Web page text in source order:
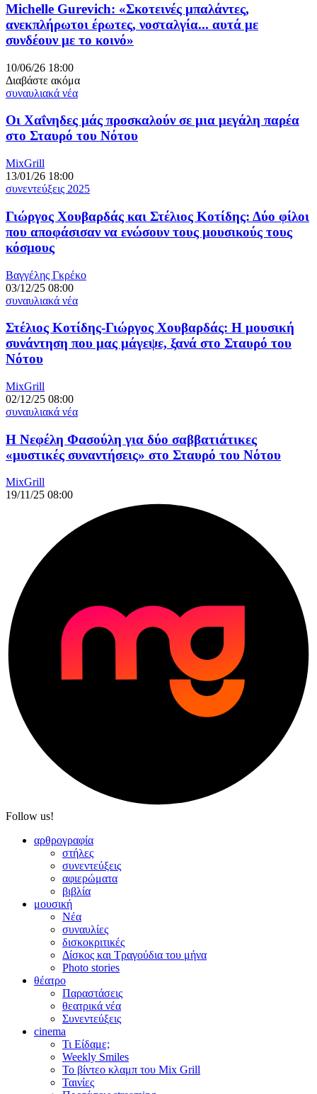
Michelle Gurevich: «Σκοτεινές μπαλάντες,
ανεκπλήρωτοι έρωτες, νοσταλγία... αυτά με
συνδέουν με το κοινό»
10/06/26 18:00
Διαβάστε ακόμα
συναυλιακά νέα
Οι Χαΐνηδες μάς προσκαλούν σε μια μεγάλη παρέα
στο Σταυρό του Νότου
MixGrill
13/01/26 18:00
συνεντεύξεις 2025
Γιώργος Χουβαρδάς και Στέλιος Κοτίδης: Δύο φίλοι
που αποφάσισαν να ενώσουν τους μουσικούς τους
κόσμους
Βαγγέλης Γκρέκο
03/12/25 08:00
συναυλιακά νέα
Στέλιος Κοτίδης-Γιώργος Χουβαρδάς: Η μουσική
συνάντηση που μας μάγεψε, ξανά στο Σταυρό του
Νότου
MixGrill
02/12/25 08:00
συναυλιακά νέα
Η Νεφέλη Φασούλη για δύο σαββατιάτικες
«μυστικές συναντήσεις» στο Σταυρό του Νότου
MixGrill
19/11/25 08:00
Follow us!
αρθρογραφία
στήλες
συνεντεύξεις
αφιερώματα
βιβλία
μουσική
Νέα
συναυλίες
δισκοκριτικές
Δίσκος και Τραγούδια του μήνα
Photo stories
θέατρο
Παραστάσεις
θεατρικά νέα
Συνεντεύξεις
cinema
Τι Είδαμε;
Weekly Smiles
Το βίντεο κλαμπ του Mix Grill
Ταινίες